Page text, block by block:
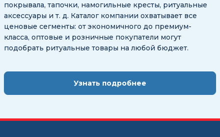
покрывала, тапочки, намогильные кресты, ритуальные
аксессуары и т. д. Каталог компании охватывает все
ценовые сегменты: от экономичного до премиум-
класса, оптовые и розничные покупатели могут
подобрать ритуальные товары на любой бюджет.
Узнать подробнее